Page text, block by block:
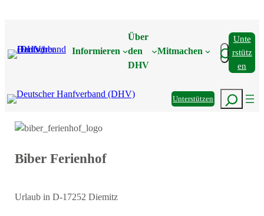
Informieren
Über
den
DHV
Mitmachen Suchen
Unte
Rstütz
En
UnterstützenSuchen
Biber Ferienhof
Urlaub in D-17252 Diemitz